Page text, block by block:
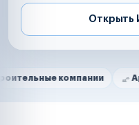
Открыть
Нам доверяют
компании Аренда
Маркетплейсы